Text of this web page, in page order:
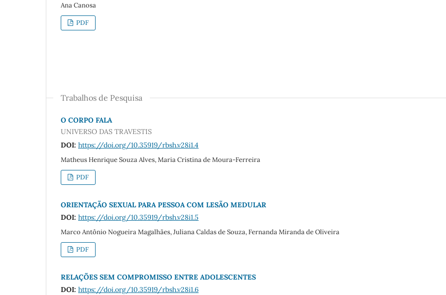
Ana Canosa
PDF
Trabalhos de Pesquisa
O CORPO FALA
UNIVERSO DAS TRAVESTIS
DOI: https://doi.org/10.35919/rbsh.v28i1.4
Matheus Henrique Souza Alves, Maria Cristina de Moura-Ferreira
PDF
ORIENTAÇÃO SEXUAL PARA PESSOA COM LESÃO MEDULAR
DOI: https://doi.org/10.35919/rbsh.v28i1.5
Marco Antônio Nogueira Magalhães, Juliana Caldas de Souza, Fernanda Miranda de Oliveira
PDF
RELAÇÕES SEM COMPROMISSO ENTRE ADOLESCENTES
DOI: https://doi.org/10.35919/rbsh.v28i1.6